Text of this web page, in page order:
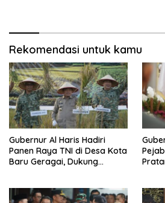
Rekomendasi untuk kamu
Gubernur Al Haris Hadiri
Panen Raya TNI di Desa Kota
Baru Geragai, Dukung